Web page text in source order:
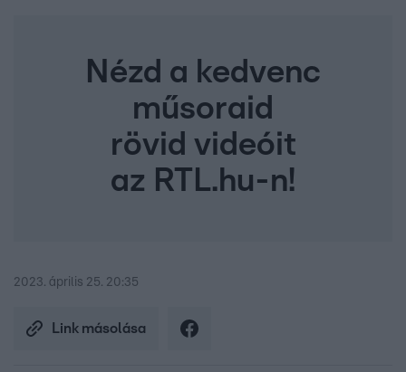
Nézd a kedvenc
műsoraid
rövid videóit
az RTL.hu-n!
2023. április 25. 20:35
Link másolása